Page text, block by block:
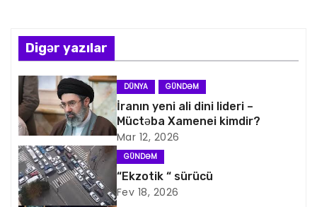
ı
n
a
v
i
q
Digər yazılar
DÜNYA GÜNDƏM
İranın yeni ali dini lideri –
Müctəba Xamenei kimdir?
Mar 12, 2026
GÜNDƏM
“Ekzotik “ sürücü
Fev 18, 2026